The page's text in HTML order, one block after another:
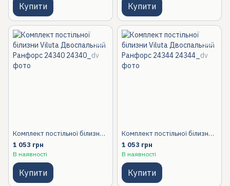
Купити Купити
Комплект постільної білизни Viluta Двоспальний Ранфорс 24340
1 053 грн
В наявності
Купити
Комплект постільної білизни Viluta Двоспальний Ранфорс 24344
1 053 грн
В наявності
Купити